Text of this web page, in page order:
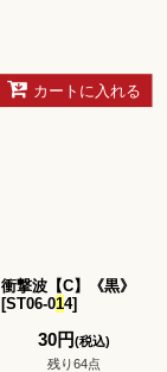
カートに入れる
衝撃波【C】《黒》
[ST06-014]
30円(税込)
残り64点